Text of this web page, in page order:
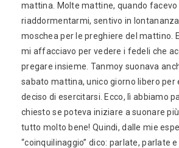
mattina. Molte mattine, quando
riaddormentarmi, sentivo in
moschea per le preghiere del mattino.
mi affacciavo per vedere i fedeli che
pregare insieme. Tanmoy suonava
sabato mattina, unico giorno libero per
deciso di esercitarsi. Ecco, lì abbiamo
chiesto se poteva iniziare a suonare
tutto molto bene! Quindi, dalle mie
“coinquilinaggio” dico: parlate, parlate